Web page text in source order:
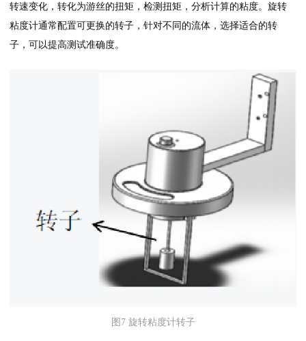
转速变化，转化为游丝的扭矩，检测扭矩，分析计算的粘度。旋转
粘度计通常配置可更换的转子，针对不同的流体，选择适合的转
子，可以提高测试准确度。
图7 旋转粘度计转子